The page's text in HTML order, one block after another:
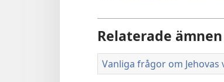
Relaterade ämnen
Vanliga frågor om Jehovas